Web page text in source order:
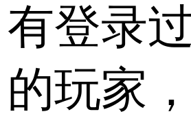
有登录
的玩家